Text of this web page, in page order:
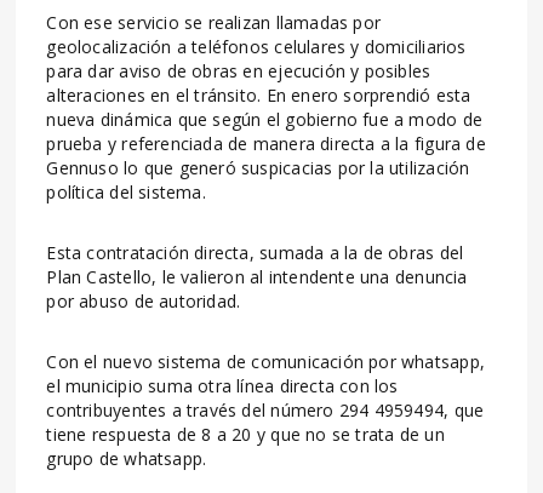
Con ese servicio se realizan llamadas por
geolocalización a teléfonos celulares y domiciliarios
para dar aviso de obras en ejecución y posibles
alteraciones en el tránsito. En enero sorprendió esta
nueva dinámica que según el gobierno fue a modo de
prueba y referenciada de manera directa a la figura de
Gennuso lo que generó suspicacias por la utilización
política del sistema.
Esta contratación directa, sumada a la de obras del
Plan Castello, le valieron al intendente una denuncia
por abuso de autoridad.
Con el nuevo sistema de comunicación por whatsapp,
el municipio suma otra línea directa con los
contribuyentes a través del número 294 4959494, que
tiene respuesta de 8 a 20 y que no se trata de un
grupo de whatsapp.